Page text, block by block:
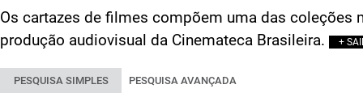
Os cartazes de filmes compõem uma das
produção audiovisual da Cinemateca Brasileira.
+
PESQUISA SIMPLES PESQUISA AVANÇADA
FORMULÁRIO DE BUSCA